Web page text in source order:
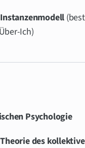
Instanzenmodell
Ich)
Psychologie
Theorie des